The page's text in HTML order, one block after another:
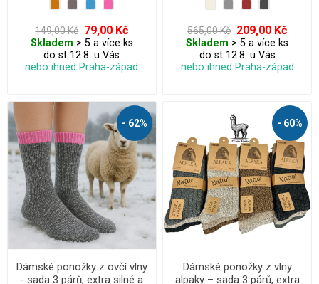
149,00 Kč 79,00 Kč
Skladem > 5 a více ks
do st 12.8. u Vás
nebo ihned Praha-západ
ideální pro chladné dny. Bez
komfort a volnou cirkulaci krve.
565,00 Kč 209,00 Kč
Skladem > 5 a více ks
do st 12.8. u Vás
nebo ihned Praha-západ
- 62%
Dámské ponožky z ovčí vlny
- sada 3 párů, extra silné a
- 60%
Dámské ponožky z vlny
alpaky – sada 3 párů, extra